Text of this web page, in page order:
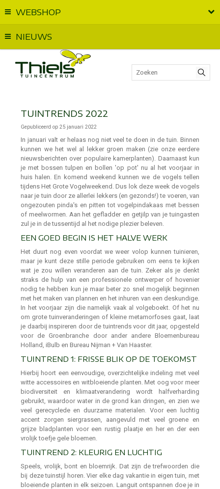
WEBSHOP
NIEUWS
TUINTRENDS 2022
Gepubliceerd op 25 januari 2022
In januari valt er helaas nog niet veel te doen in de tuin. Binnen
kunnen we het wel al lekker groen maken (zie onze eerdere
nieuwsberichten over populaire kamerplanten). Daarnaast kun
je met bossen tulpen en bollen 'op pot' nu al het voorjaar in
huis halen. En komend weekend kunnen we de vogels tellen
tijdens Het Grote Vogelweekend. Dus lok deze week de vogels
naar je tuin door ze allerlei lekkers (en gezonds!) te voeren, van
ongezouten pinda's en pitten tot vogelpindakaas met bessen
of meelwormen. Aan het gefladder en getjilp van je tuingasten
zul je in de tussentijd al het nodige plezier beleven.
EEN GOED BEGIN IS HET HALVE WERK
Het duurt nog even voordat we weer volop kunnen tuinieren,
maar je kunt deze stille periode gebruiken om eens te kijken
wat je zou willen veranderen aan de tuin. Zeker als je denkt
straks de hulp van een professionele ontwerper of hovenier
nodig te hebben kun je maar beter zo snel mogelijk beginnen
met het maken van plannen en het inhuren van een deskundige.
In het voorjaar zijn die namelijk vaak al volgeboekt. Of het nu
om grote tuinveranderingen of kleine metamorfoses gaat, laat
je daarbij inspireren door de tuintrends voor dit jaar, opgesteld
voor de Groenbranche door ander andere Bloemenbureau
Holland, iBulb en Bureau Nijman + Van Haaster.
TUINTREND 1: FRISSE BLIK OP DE TOEKOMST
Hierbij hoort een eenvoudige, overzichtelijke indeling met veel
witte accessoires en witbloeiende planten. Met oog voor meer
biodiversiteit en klimaatverandering wordt halfverharding
gebruikt, waardoor water in de grond kan dringen, en zien we
veel gerecyclede en duurzame materialen. Voor een luchtig
accent zorgen siergrassen, aangevuld met veel groene en
grijze bladplanten voor een rustig plaatje en her en der een
vrolijk toefje gele bloemen.
TUINTREND 2: KLEURIG EN LUCHTIG
Speels, vrolijk, bont en bloemrijk. Dat zijn de trefwoorden die
bij deze tuinstijl horen. Vier elke dag vakantie in eigen tuin, met
bloeiende planten in elk seizoen. Languit ontspannen doe je in